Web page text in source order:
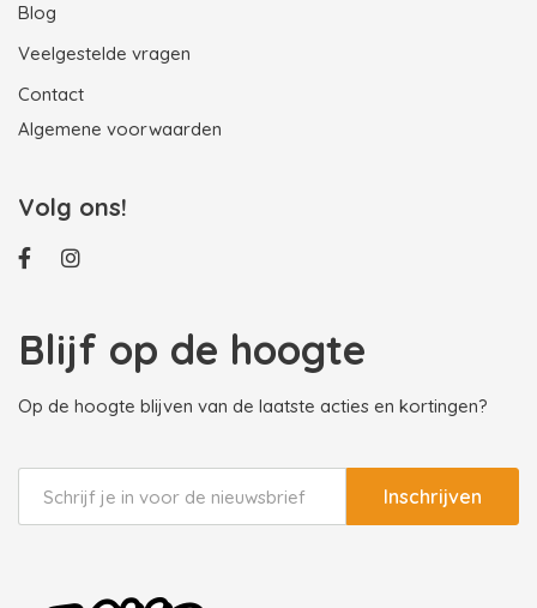
Blog
Veelgestelde vragen
Contact
Algemene voorwaarden
Volg ons!
Blijf op de hoogte
Op de hoogte blijven van de laatste acties en kortingen?
Inschrijven